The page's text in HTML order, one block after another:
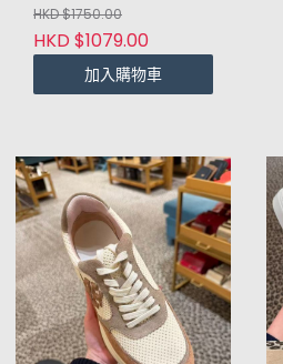
HKD $1750.00
HKD $1079.00
加入購物車